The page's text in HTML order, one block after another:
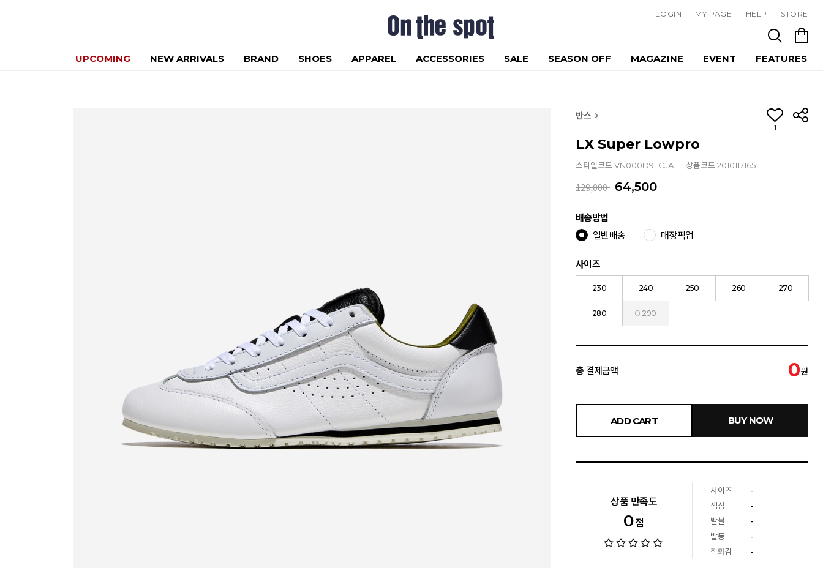
LOGIN MY PAGE HELP STORE
UPCOMING NEW ARRIVALS BRAND SHOES APPAREL ACCESSORIES SALE SEASON OFF MAGAZINE EVENT FEATURES
반스
1
LX Super Lowpro
스타일코드 VN000D9TCJA 상품코드 2010117165
129,000 64,500
배송방법
일반배송 매장픽업
사이즈
230 240 250 260 270
280 290
총 결제금액 0원
ADD CART BUY NOW
상품 만족도
0점
사이즈
-
색상
-
발볼
-
발등
-
착화감
-